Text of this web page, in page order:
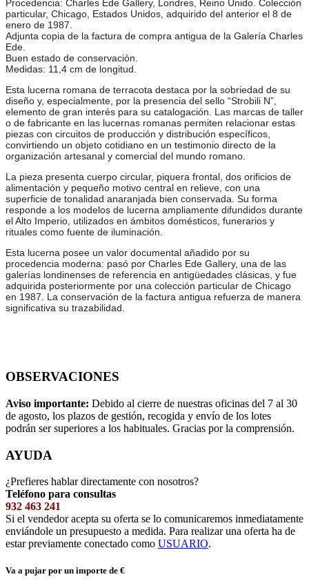
Procedencia: Charles Ede Gallery, Londres, Reino Unido. Colección
particular, Chicago, Estados Unidos, adquirido del anterior el 8 de
enero de 1987.
Adjunta copia de la factura de compra antigua de la Galería Charles
Ede.
Buen estado de conservación.
Medidas: 11,4 cm de longitud.
Esta lucerna romana de terracota destaca por la sobriedad de su
diseño y, especialmente, por la presencia del sello “Strobili N”,
elemento de gran interés para su catalogación. Las marcas de taller
o de fabricante en las lucernas romanas permiten relacionar estas
piezas con circuitos de producción y distribución específicos,
convirtiendo un objeto cotidiano en un testimonio directo de la
organización artesanal y comercial del mundo romano.
La pieza presenta cuerpo circular, piquera frontal, dos orificios de
alimentación y pequeño motivo central en relieve, con una
superficie de tonalidad anaranjada bien conservada. Su forma
responde a los modelos de lucerna ampliamente difundidos durante
el Alto Imperio, utilizados en ámbitos domésticos, funerarios y
rituales como fuente de iluminación.
Esta lucerna posee un valor documental añadido por su
procedencia moderna: pasó por Charles Ede Gallery, una de las
galerías londinenses de referencia en antigüedades clásicas, y fue
adquirida posteriormente por una colección particular de Chicago
en 1987. La conservación de la factura antigua refuerza de manera
significativa su trazabilidad.
OBSERVACIONES
Aviso importante: Debido al cierre de nuestras oficinas del 7 al 30
de agosto, los plazos de gestión, recogida y envío de los lotes
podrán ser superiores a los habituales. Gracias por la comprensión.
AYUDA
¿Prefieres hablar directamente con nosotros?
Teléfono para consultas
932 463 241
Si el vendedor acepta su oferta se lo comunicaremos inmediatamente
enviándole un presupuesto a medida. Para realizar una oferta ha de
estar previamente conectado como USUARIO.
Va a pujar por un importe de €